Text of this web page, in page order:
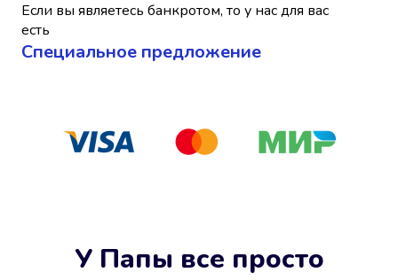
Если вы являетесь банкротом, то у нас для вас
есть
Cпециальное предложение
У Папы все просто